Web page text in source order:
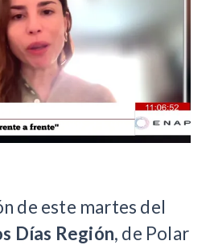
de este martes del
Días Región, de Polar